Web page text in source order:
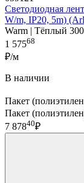
Светодиодная
W/m, IP20, 5m)
Warm | Тёплый
1 57568
₽/м
В наличии
Пакет
Пакет
7 87840₽